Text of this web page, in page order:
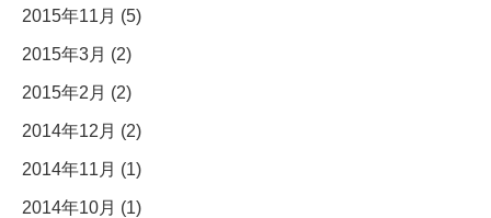
2015年11月 (5)
2015年3月 (2)
2015年2月 (2)
2014年12月 (2)
2014年11月 (1)
2014年10月 (1)